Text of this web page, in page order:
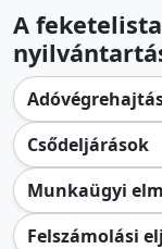
A
Csődeljárások
Munkaügyi
Felszámolási